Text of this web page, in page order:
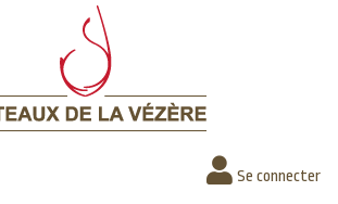
Skip
to
main
content
Se connecter